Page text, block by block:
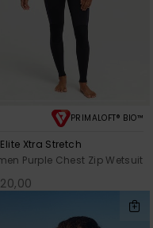
PRIMALOFT® BIO™
Xtra Stretch
Purple Chest Zip Wetsuit